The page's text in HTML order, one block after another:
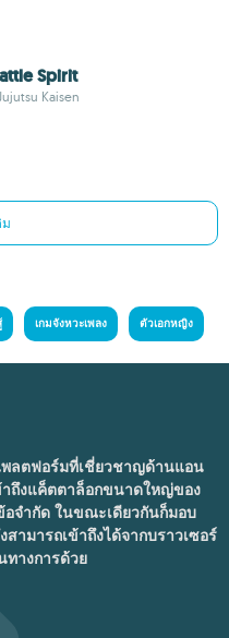
Spirit
Kaisen
เกมจังหวะเพลง ตัวเอกหญิง
ลตฟอร์มที่เชี่ยวชาญด้านแอน
าถึงแค็ตตาล็อกขนาดใหญ่ของ
อจำกัด ในขณะเดียวกันก็มอบ
ามารถเข้าถึงได้จากบราวเซอร์
ทางการด้วย